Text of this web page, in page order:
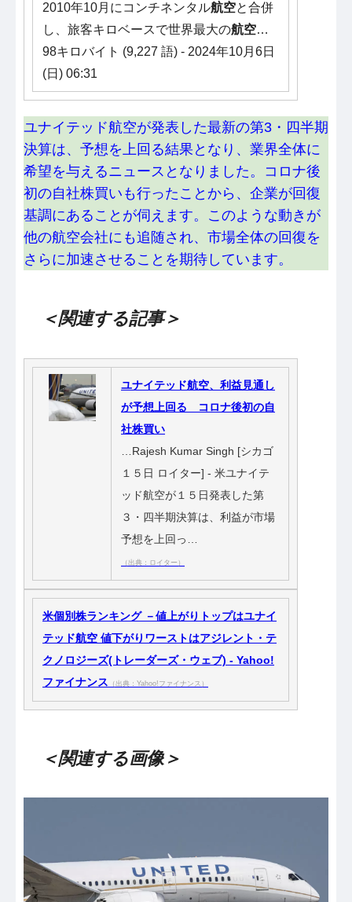
2010年10月にコンチネンタル航空と合併
し、旅客キロベースで世界最大の航空…
98キロバイト (9,227 語) - 2024年10月6日
(日) 06:31
ユナイテッド航空が発表した最新の第3・四半期
決算は、予想を上回る結果となり、業界全体に
希望を与えるニュースとなりました。コロナ後
初の自社株買いも行ったことから、企業が回復
基調にあることが伺えます。このような動きが
他の航空会社にも追随され、市場全体の回復を
さらに加速させることを期待しています。
＜関連する記事＞
ユナイテッド航空、利益見通し
が予想上回る コロナ後初の自
社株買い
…Rajesh Kumar Singh [シカゴ
１５日 ロイター] - 米ユナイテ
ッド航空が１５日発表した第
３・四半期決算は、利益が市場
予想を上回っ…
（出典：ロイター）
米個別株ランキング －値上がりトップはユナイ
テッド航空 値下がりワーストはアジレント・テ
クノロジーズ(トレーダーズ・ウェブ) - Yahoo!
ファイナンス （出典：Yahoo!ファイナンス）
＜関連する画像＞